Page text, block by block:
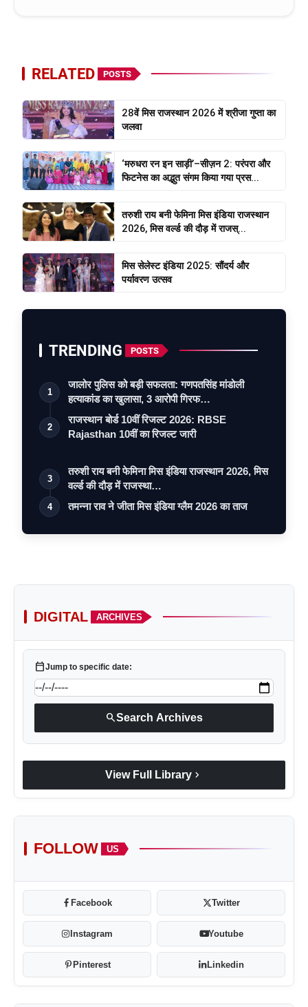
RELATED POSTS
28वें मिस राजस्थान 2026 में श्रीजा गुप्ता का
जलवा
‘मरुधरा रन इन साड़ी’–सीज़न 2: परंपरा और
फिटनेस का अद्भुत संगम किया गया प्रस...
तरुशी राय बनी फेमिना मिस इंडिया राजस्थान
2026, मिस वर्ल्ड की दौड़ में राजस्...
मिस सेलेस्ट इंडिया 2025: सौंदर्य और
पर्यावरण उत्सव
TRENDING POSTS
1
जालोर पुलिस को बड़ी सफलता: गणपतसिंह मांडोली
हत्याकांड का खुलासा, 3 आरोपी गिरफ…
2
राजस्थान बोर्ड 10वीं रिजल्ट 2026: RBSE
Rajasthan 10वीं का रिजल्ट जारी
3
तरुशी राय बनी फेमिना मिस इंडिया राजस्थान 2026, मिस
वर्ल्ड की दौड़ में राजस्था…
4 तमन्ना राव ने जीता मिस इंडिया ग्लैम 2026 का ताज
DIGITAL ARCHIVES
calendar_todayJump to specific date:
searchSearch Archives
View Full Library chevron_right
FOLLOW US
Facebook Twitter
Instagram Youtube
Pinterest Linkedin